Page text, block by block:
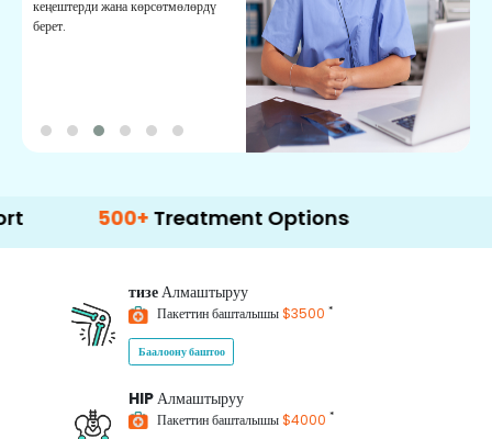
кеңештерди жана көрсөтмөлөрдү
берет.
500+ Treatment Options
тизеАлмаштыруу
Пакеттин башталышы$3500 *
Баалоону баштоо
HIPАлмаштыруу
Пакеттин башталышы$4000 *